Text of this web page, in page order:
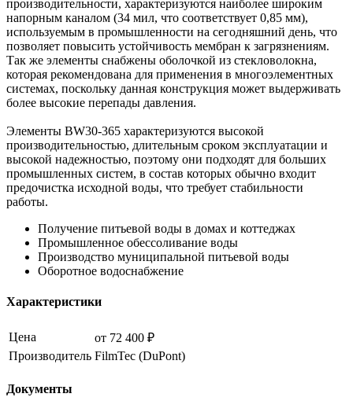
производительности, характеризуются наиболее широким
напорным каналом (34 мил, что соответствует 0,85 мм),
используемым в промышленности на сегодняшний день, что
позволяет повысить устойчивость мембран к загрязнениям.
Так же элементы снабжены оболочкой из стекловолокна,
которая рекомендована для применения в многоэлементных
системах, поскольку данная конструкция может выдерживать
более высокие перепады давления.
Элементы BW30-365 характеризуются высокой
производительностью, длительным сроком эксплуатации и
высокой надежностью, поэтому они подходят для больших
промышленных систем, в состав которых обычно входит
предочистка исходной воды, что требует стабильности
работы.
Получение питьевой воды в домах и коттеджах
Промышленное обессоливание воды
Производство муниципальной питьевой воды
Оборотное водоснабжение
Характеристики
Цена
от 72 400 ₽
Производитель FilmTec (DuPont)
Документы